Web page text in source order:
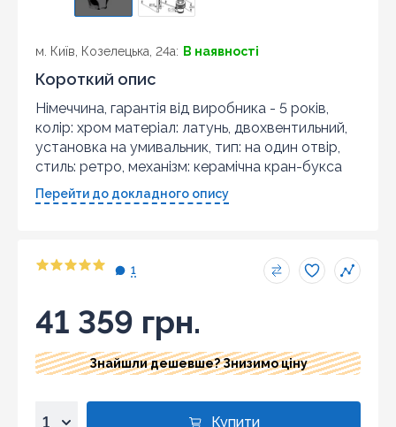
м. Київ, Козелецька, 24а: В наявності
Короткий опис
Німеччина, гарантія від виробника - 5 років,
колір: хром матеріал: латунь, двохвентильний,
установка на умивальник, тип: на один отвір,
стиль: ретро, механізм: керамічна кран-букса
Перейти до докладного опису
1
41 359 грн.
Знайшли дешевше? Знизимо ціну
Купити